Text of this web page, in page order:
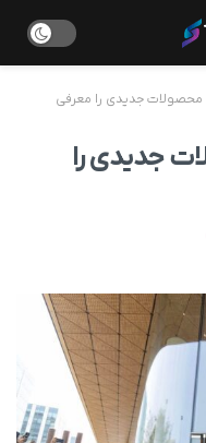
محصولات جدیدی را معرفی
جدیدی را